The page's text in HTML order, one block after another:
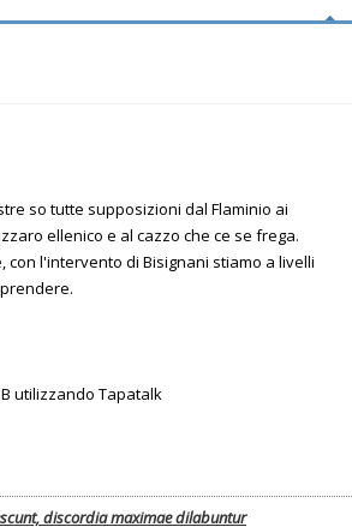
so tutte supposizioni dal Flaminio ai
ellenico e al cazzo che ce se frega.
con l'intervento di Bisignani stiamo a livelli
utilizzando Tapatalk
discordia maximae dilabuntur